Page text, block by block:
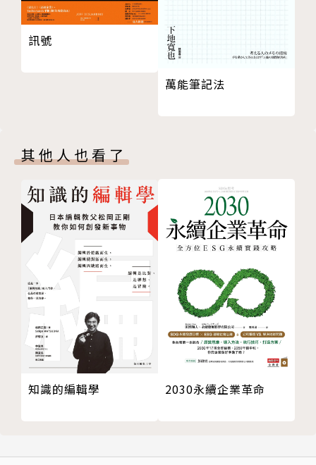
現在，讓服務過臉書、雀巢、惠普、埃森哲、麥當
勞、蘋果、樂高、萬豪、T-Mobile、美敦力等全球頂
尖品牌的團隊的這對從矽谷起步的姐妹淘，珍妮．柯諾
溝通，順利通過提案、銷售點子，建言聽得進去，每一
天你都可以發揮職場影響力，穩坐職場贏家！
本書3大特色
說故事是推動業務的好方法，全球頂尖品牌都在
用。現在你也可以開始學。這套方法可以讓你：
1.
學會職場萬用的說故事框架，可應用於任何類型的
商務溝通
2.
靈活依照你的需要來調整你的論述，例如，當你的
時間臨時被縮短時，有機會進行5分鐘電梯簡報時，老
第12章 撰寫電子郵件
第13章 製作一頁報告
Part 5 可是等一下！我如何能彈性調整故事？
第15章 你有五分鐘時間向高層報告……計時開始！
第18章 團隊簡報：由誰負責哪部分？
第19章 如果是虛擬受眾
Part 6 現在大家一起來：打造共通的說故事語言
第20章 培養故事教練的文化
第21章 主管促成說故事的五種方法
第22章 各就各位，預備，開始當教練！輔導同儕說
故事的五個訣竅
結語 作者的最後提醒
謝詞
作者背景
注釋
版權頁
訊號
萬能筆記法
其他人也看了
知識的編輯學 2030永續企業革命